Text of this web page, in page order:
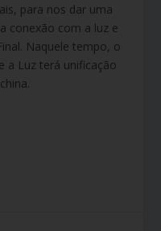
para nos dar uma
conexão com a luz e
Naquele tempo, o
a Luz terá unificação